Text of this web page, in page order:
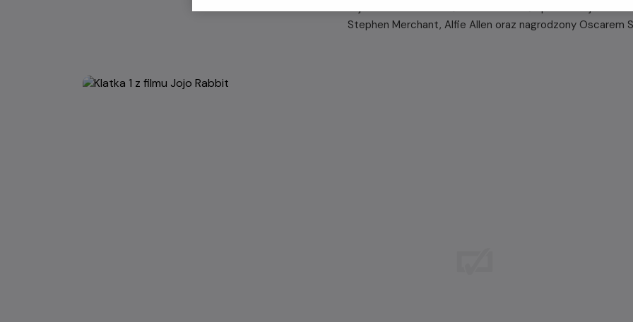
Jojo musi teraz stawić czoła swemu ślepemu
Stephen Merchant, Alfie Allen oraz nagrodzony Oscarem